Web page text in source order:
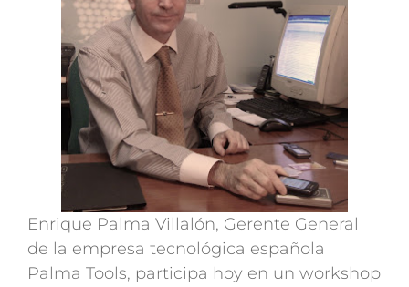
Enrique Palma Villalón, Gerente General
de la empresa tecnológica española
Palma Tools, participa hoy en un workshop